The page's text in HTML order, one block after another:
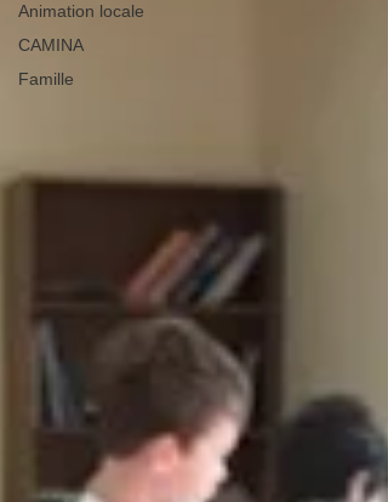
Animation locale
CAMINA
Famille